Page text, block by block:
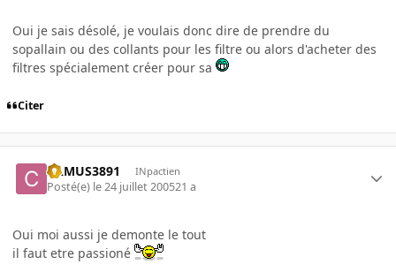
Oui je sais désolé, je voulais donc dire de prendre du
sopallain ou des collants pour les filtre ou alors d'acheter des
filtres spécialement créer pour sa
Citer
CAMUS3891 INpactien
Posté(e) le 24 juillet 200521 a
Oui moi aussi je demonte le tout
il faut etre passioné